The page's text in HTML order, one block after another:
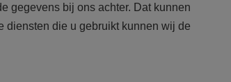
gegevens bij ons achter. Dat kunnen
diensten die u gebruikt kunnen wij de